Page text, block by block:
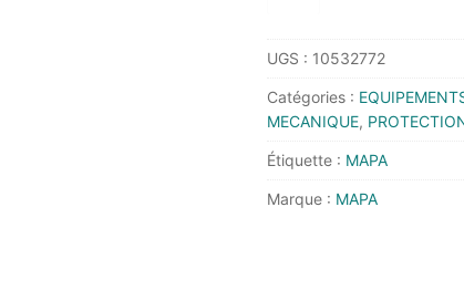
TITAN
850
T11
-
MAPA
-
UGS : 10532772
Catégories :
MECANIQUE,
Étiquette : MAPA
Marque : MAPA